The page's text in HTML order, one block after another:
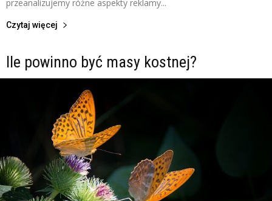
przeanalizujemy różne aspekty reklamy...
Czytaj więcej
Ile powinno być masy kostnej?